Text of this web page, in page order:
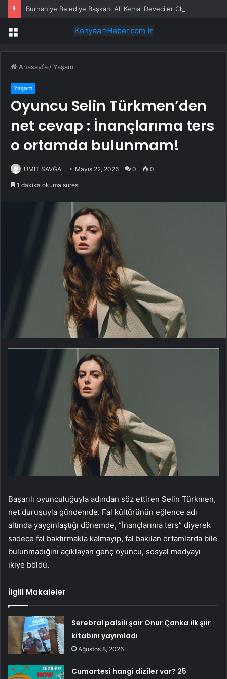
Menü
Anasayfa /Yaşam
Yaşam
Oyuncu Selin Türkmen’den
net cevap : İnançlarıma ters
o ortamda bulunmam!
ÜMİT SAVĞA Mayıs 22, 2026 0 0
1 dakika okuma süresi
Başarılı oyunculuğuyla adından söz ettiren Selin Türkmen,
net duruşuyla gündemde. Fal kültürünün eğlence adı
altında yaygınlaştığı dönemde, “İnançlarıma ters” diyerek
sadece fal baktırmakla kalmayıp, fal bakılan ortamlarda bile
bulunmadığını açıklayan genç oyuncu, sosyal medyayı
ikiye böldü.
İlgili Makaleler
Serebral palsili şair Onur Çanka ilk şiir
kitabını yayımladı
Ağustos 8, 2026
Cumartesi hangi diziler var? 25